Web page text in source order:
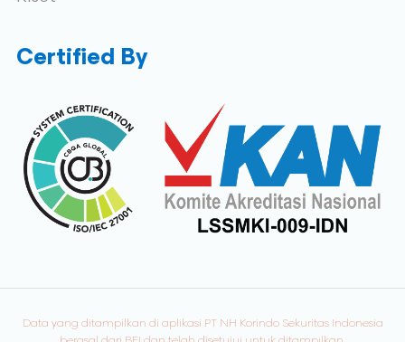
Certified By
Data yang ditampilkan di aplikasi PT NH Korindo Sekuritas Indonesia